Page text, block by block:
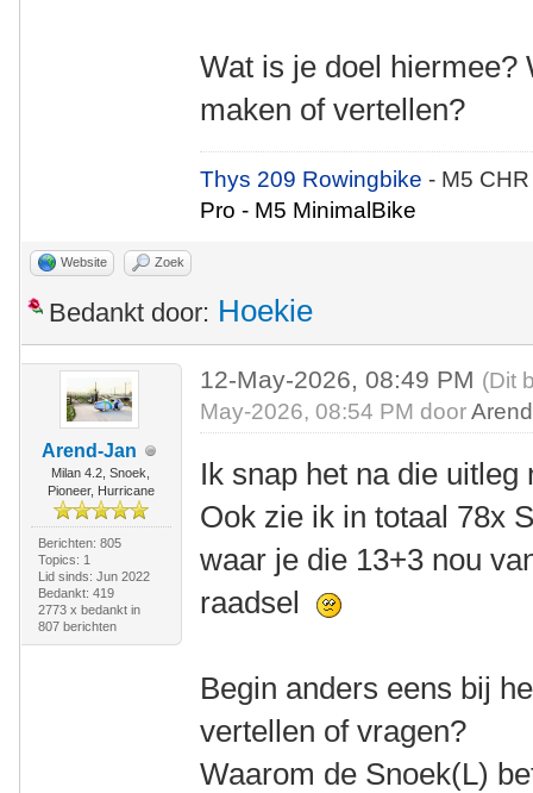
Wat is je doel hiermee?
maken of vertellen?
Thys 209 Rowingbike- M5
Pro - M5 MinimalBike
Website Zoek
Bedankt door: Hoekie
Arend-Jan
Milan 4.2, Snoek,
Pioneer, Hurricane
Berichten: 805
Topics: 1
Lid sinds: Jun 2022
Bedankt: 419
2773 x bedankt in
807 berichten
12-May-2026, 08:49 PM (Dit
May-2026, 08:54 PM door
Ik snap het na die uitleg
Ook zie ik in totaal 78x
waar je die 13+3 nou
raadsel
Begin anders eens bij
vertellen of vragen?
Waarom de Snoek(L)